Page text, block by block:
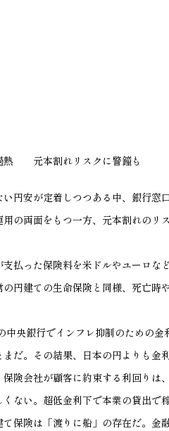
熱 元本割れリスクに警鐘も
円安が定着しつつある中、銀行
の両面をもつ一方、元本割れのリ
払った保険料を米ドルやユーロな
円建ての生命保険と同様、死亡
中央銀行でインフレ抑制のための
だ。その結果、日本の円よりも金
険会社が顧客に約束する利回り
ない。超低金利下で本業の貸出で
保険は「渡りに船」の存在だ。金